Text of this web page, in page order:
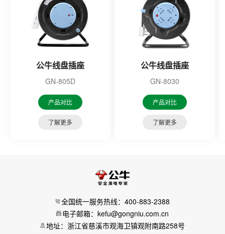
公牛线盘插座
GN-805D
产品对比
了解更多
公牛线盘插座
GN-8030
产品对比
了解更多
全国统一服务热线：400-883-2388
电子邮箱：kefu@gongniu.com.cn
地址：浙江省慈溪市观海卫镇观附南路258号